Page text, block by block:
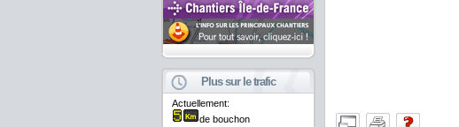
Plus sur le trafic
Actuellement:
de bouchon